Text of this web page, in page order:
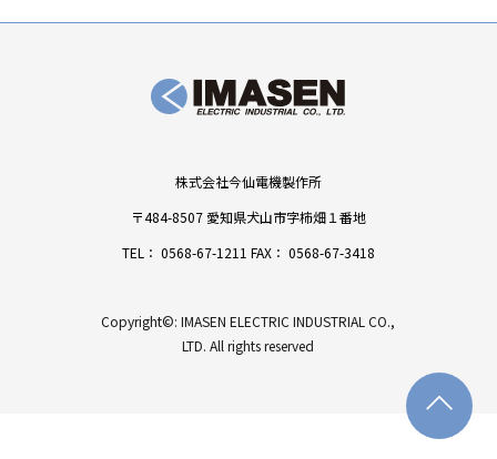
株式会社今仙電機製作所
〒484-8507 愛知県犬山市字柿畑１番地
TEL： 0568-67-1211 FAX： 0568-67-3418
Copyright©: IMASEN ELECTRIC INDUSTRIAL CO.,
LTD. All rights reserved